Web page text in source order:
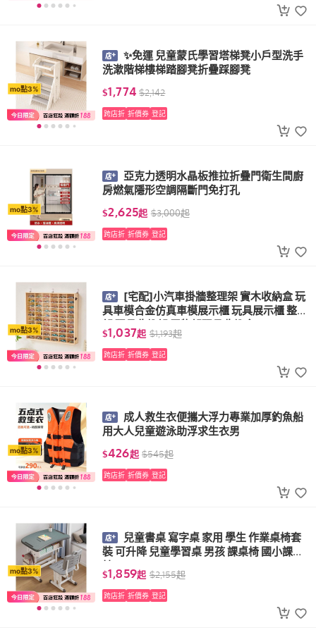
mo點3%
✨免運 兒童蒙氏學習塔梯凳小戶型洗手
洗漱階梯樓梯踏腳凳折疊踩腳凳
$1,774 $2,142
跨店折 折價券 登記
mo點3%
亞克力透明水晶板推拉折疊門衛生間廚
房燃氣隱形空調隔斷門免打孔
$2,625起 $3,000起
跨店折 折價券 登記
mo點3%
[宅配]小汽車掛牆整理架 實木收納盒 玩
具車模合金仿真車模展示櫃 玩具展示櫃 整理
架 玩具收納架 置物架玩具收納盒
$1,037起 $1,193起
跨店折 折價券 登記
mo點3%
成人救生衣便攜大浮力專業加厚釣魚船
用大人兒童遊泳助浮求生衣男
$426起 $545起
跨店折 折價券 登記
mo點3%
兒童書桌 寫字桌 家用 學生 作業桌椅套
裝 可升降 兒童學習桌 男孩 課桌椅 國小課桌
椅
$1,859起 $2,155起
跨店折 折價券 登記